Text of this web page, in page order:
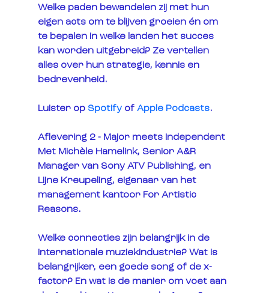
Welke paden bewandelen zij met hun
eigen acts om te blijven groeien én om
te bepalen in welke landen het succes
kan worden uitgebreid? Ze vertellen
alles over hun strategie, kennis en
bedrevenheid.
Luister op Spotify of Apple Podcasts.
Aflevering 2 - Major meets Independent
Met Michèle Hamelink, Senior A&R
Manager van Sony ATV Publishing, en
Lijne Kreupeling, eigenaar van het
management kantoor For Artistic
Reasons.
Welke connecties zijn belangrijk in de
internationale muziekindustrie? Wat is
belangrijker, een goede song of de x-
factor? En wat is de manier om voet aan